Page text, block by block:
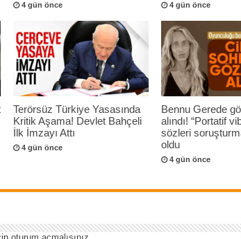
4 gün önce 4 gün önce
Terörsüz Türkiye Yasasında
Kritik Aşama! Devlet Bahçeli
İlk İmzayı Attı
4 gün önce
Bennu Gerede
alındı! “Portatif
sözleri
oldu
4 gün önce